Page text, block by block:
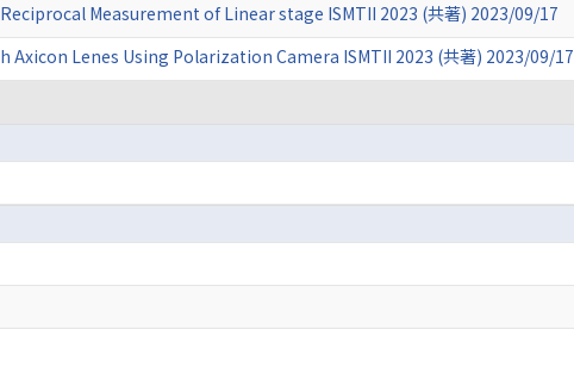
Measurement of Linear stage ISMTII 2023 (共著) 2023/09/17
Lenes Using Polarization Camera ISMTII 2023 (共著) 2023/09/17